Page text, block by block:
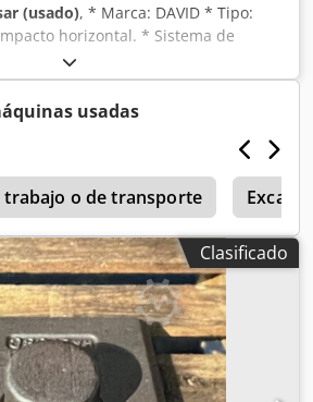
(usado), * Marca: DAVID * Tipo:
horizontal. * Sistema de
eléctrico de 200 kW. Dcsdpszn In
usadas
trabajo o de transporte
Clasificado